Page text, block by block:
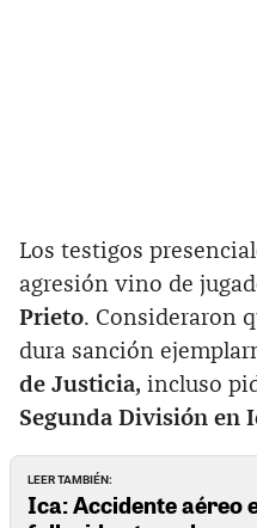
Los testigos
agresión vino de
Prieto. Consideraron
dura sanción
de Justicia, incluso
Segunda División en
LEER TAMBIÉN:
Ica: Accidente aéreo